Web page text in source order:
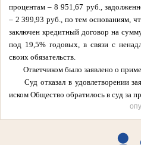
процентам – 8 951,67 руб.,
– 2 399,93 руб., по тем основаниям,
заключен кредитный договор на
под 19,5% годовых, в связи с
своих обязательств.
Ответчиком было заявлено о
Суд отказал в удовлетворении
иском Общество обратилось в суд за